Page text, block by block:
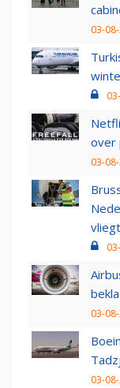
03-
over
03-
03-
03-